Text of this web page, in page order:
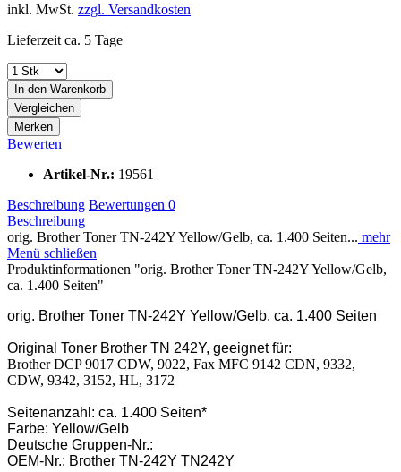
inkl. MwSt. zzgl. Versandkosten
Lieferzeit ca. 5 Tage
In den Warenkorb
Vergleichen
Merken
Bewerten
Artikel-Nr.: 19561
Beschreibung Bewertungen 0
Beschreibung
orig. Brother Toner TN-242Y Yellow/Gelb, ca. 1.400 Seiten... mehr
Menü schließen
Produktinformationen "orig. Brother Toner TN-242Y Yellow/Gelb,
ca. 1.400 Seiten"
orig. Brother Toner TN-242Y Yellow/Gelb, ca. 1.400 Seiten
Original Toner Brother TN 242Y, geeignet für:
Brother DCP 9017 CDW, 9022, Fax MFC 9142 CDN, 9332,
CDW, 9342, 3152, HL, 3172
Seitenanzahl: ca. 1.400 Seiten*
Farbe: Yellow/Gelb
Deutsche Gruppen-Nr.:
OEM-Nr.: Brother TN-242Y TN242Y